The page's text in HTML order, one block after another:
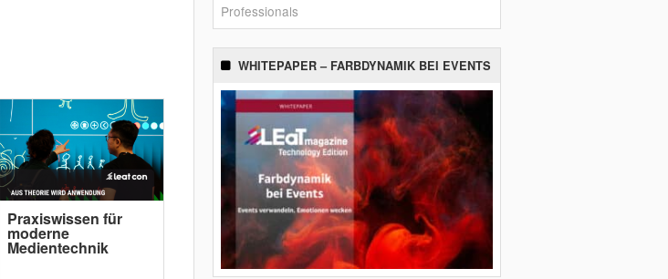
Praxiswissen für
moderne
Medientechnik
Professionals
WHITEPAPER – FARBDYNAMIK BEI EVENTS